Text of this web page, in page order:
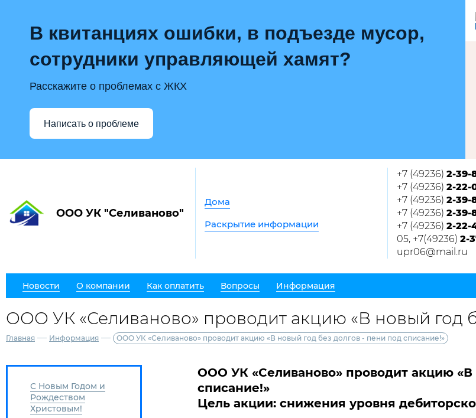
В квитанциях ошибки, в подъезде мусор,
сотрудники управляющей хамят?
Расскажите о проблемах с ЖКХ
Написать о проблеме
ООО УК "Селиваново"
Дома
Раскрытие информации
+7 (49236) 2-39-
+7 (49236) 2-22-
+7 (49236) 2-39-
+7 (49236) 2-39-
+7 (49236) 2-22-
05, +7(49236) 2-
upr06@mail.ru
Новости О компании Как оплатить Вопросы Информация
ООО УК «Селиваново» проводит акцию «В новый год
Главная — Информация — ООО УК «Селиваново» проводит акцию «В новый год без долгов - пени под списание!»
С Новым Годом и
Рождеством
Христовым!
ООО УК «Селиваново» проводит акцию «В
списание!»
Цель акции: снижения уровня